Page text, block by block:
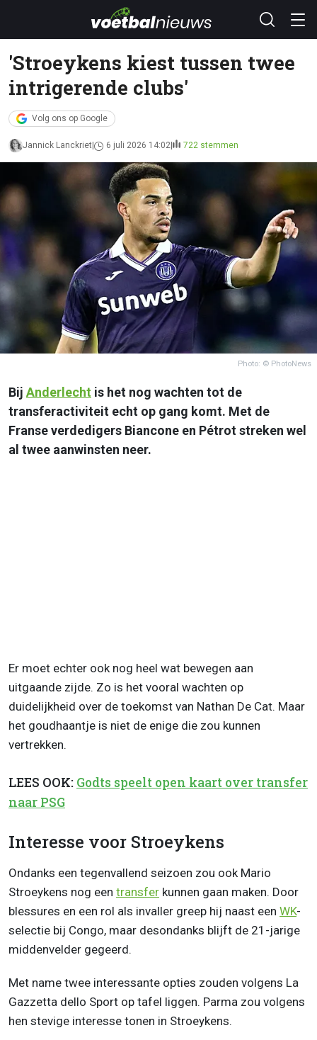
'Stroeykens kiest tussen twee
intrigerende clubs'
Volg ons op Google
Jannick Lanckriet 6 juli 2026 14:02 722 stemmen
Photo: © PhotoNews
Bij Anderlecht is het nog wachten tot de
transferactiviteit echt op gang komt. Met de
Franse verdedigers Biancone en Pétrot streken wel
al twee aanwinsten neer.
Er moet echter ook nog heel wat bewegen aan
uitgaande zijde. Zo is het vooral wachten op
duidelijkheid over de toekomst van Nathan De Cat. Maar
het goudhaantje is niet de enige die zou kunnen
vertrekken.
LEES OOK: Godts speelt open kaart over transfer
naar PSG
Interesse voor Stroeykens
Ondanks een tegenvallend seizoen zou ook Mario
Stroeykens nog een transfer kunnen gaan maken. Door
blessures en een rol als invaller greep hij naast een WK-
selectie bij Congo, maar desondanks blijft de 21-jarige
middenvelder gegeerd.
Met name twee interessante opties zouden volgens La
Gazzetta dello Sport op tafel liggen. Parma zou volgens
hen stevige interesse tonen in Stroeykens.